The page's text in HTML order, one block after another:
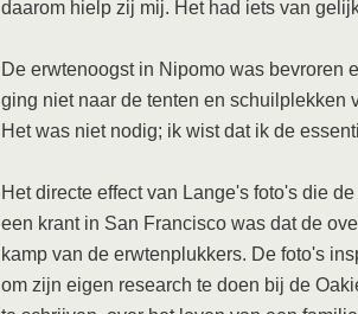
daarom hielp zij mij. Het had iets van
De erwtenoogst in Nipomo was bevroren
ging niet naar de tenten en schuilplekken
Het was niet nodig; ik wist dat ik de
Het directe effect van Lange's foto's die
een krant in San Francisco was dat de
kamp van de erwtenplukkers. De foto's
om zijn eigen research te doen bij de